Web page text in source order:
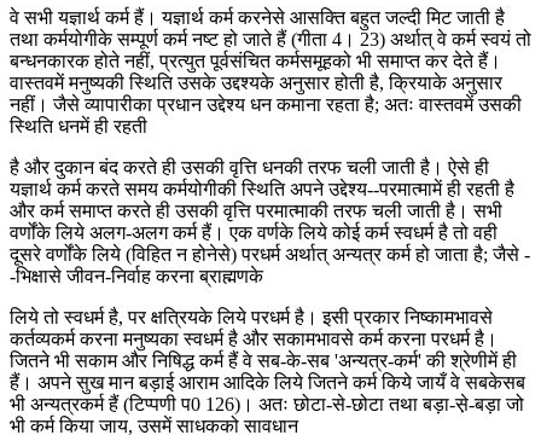
वे सभी यज्ञार्थ कर्म हैं। यज्ञार्थ कर्म करनेसे आसक्ति बहुत जल्दी मिट जाती है
तथा कर्मयोगीके सम्पूर्ण कर्म नष्ट हो जाते हैं (गीता 4। 23) अर्थात् वे कर्म स्वयं तो
बन्धनकारक होते नहीं, प्रत्युत पूर्वसंचित कर्मसमूहको भी समाप्त कर देते हैं।
वास्तवमें मनुष्यकी स्थिति उसके उद्दश्यके अनुसार होती है, क्रियाके अनुसार
नहीं। जैसे व्यापारीका प्रधान उद्देश्य धन कमाना रहता है; अतः वास्तवमें उसकी
स्थिति धनमें ही रहती
है और दुकान बंद करते ही उसकी वृत्ति धनकी तरफ चली जाती है। ऐसे ही
यज्ञार्थ कर्म करते समय कर्मयोगीकी स्थिति अपने उद्देश्य--परमात्मामें ही रहती है
और कर्म समाप्त करते ही उसकी वृत्ति परमात्माकी तरफ चली जाती है। सभी
वर्णोंके लिये अलग-अलग कर्म हैं। एक वर्णके लिये कोई कर्म स्वधर्म है तो वही
दूसरे वर्णोंके लिये (विहित न होनेसे) परधर्म अर्थात् अन्यत्र कर्म हो जाता है; जैसे -
-भिक्षासे जीवन-निर्वाह करना ब्राह्मणके
लिये तो स्वधर्म है, पर क्षत्रियके लिये परधर्म है। इसी प्रकार निष्कामभावसे
कर्तव्यकर्म करना मनुष्यका स्वधर्म है और सकामभावसे कर्म करना परधर्म है।
जितने भी सकाम और निषिद्ध कर्म हैं वे सब-के-सब 'अन्यत्र-कर्म' की श्रेणीमें ही
हैं। अपने सुख मान बड़ाई आराम आदिके लिये जितने कर्म किये जायँ वे सबकेसब
भी अन्यत्रकर्म हैं (टिप्पणी प0 126)। अतः छोटा-से-छोटा तथा बड़ा-से़-बड़ा जो
भी कर्म किया जाय, उसमें साधकको सावधान